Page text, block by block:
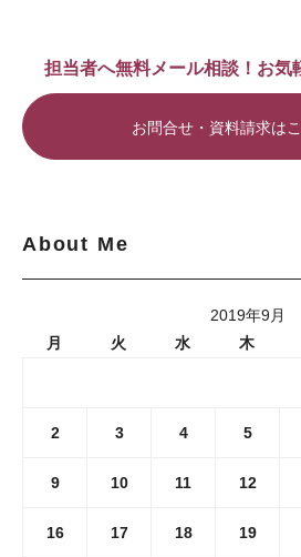
担当者へ無料メール相談！お気
お問合せ・資料請求は
About Me
2019年9月
月
火 水 木
2 3 4 5
9 10 11 12
16 17 18 19